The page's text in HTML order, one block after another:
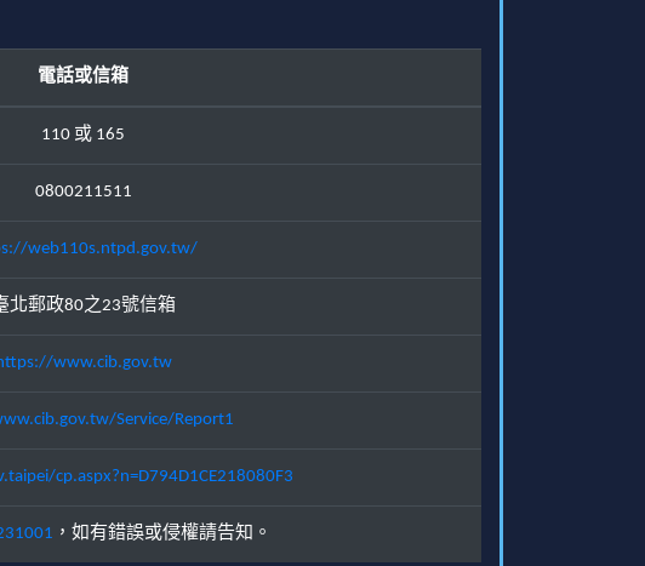
電話或信箱
110 或 165
0800211511
web110s.ntpd.gov.tw/
北郵政80之23號信箱
www.cib.gov.tw
Service/Report1
cp.aspx?n=D794D1CE218080F3
，如有錯誤或侵權請告知。